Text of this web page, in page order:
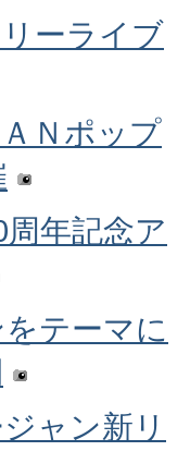
ーライブ
Ｎポップ
年記念ア
テーマに
ャン新リ